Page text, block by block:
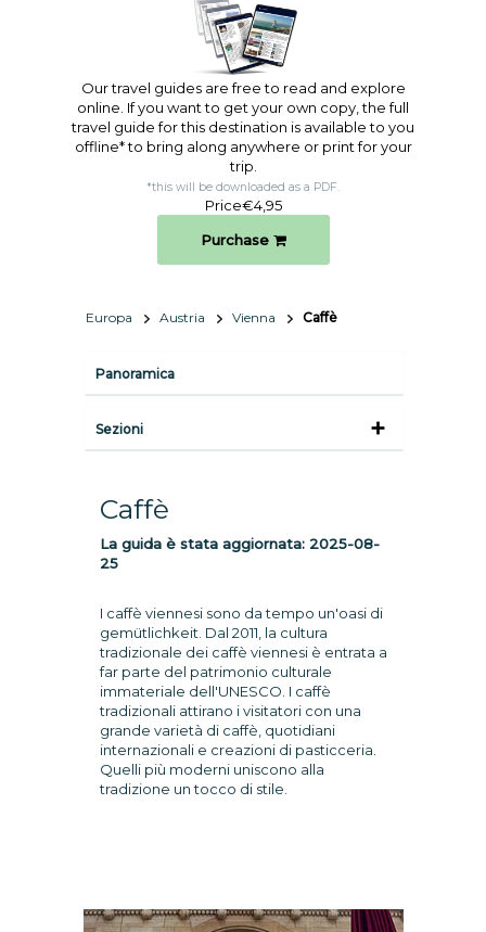
Our travel guides are free to read and explore
online. If you want to get your own copy, the full
travel guide for this destination is available to you
offline* to bring along anywhere or print for your
trip.​
*this will be downloaded as a PDF.
Price€4,95
Purchase
Europa Austria Vienna Caffè
Panoramica
Sezioni
Caffè
La guida è stata aggiornata: 2025-08-
25
I caffè viennesi sono da tempo un'oasi di
gemütlichkeit. Dal 2011, la cultura
tradizionale dei caffè viennesi è entrata a
far parte del patrimonio culturale
immateriale dell'UNESCO. I caffè
tradizionali attirano i visitatori con una
grande varietà di caffè, quotidiani
internazionali e creazioni di pasticceria.
Quelli più moderni uniscono alla
tradizione un tocco di stile.